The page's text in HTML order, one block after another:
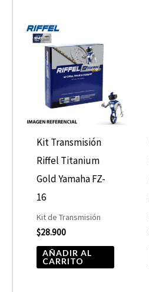
Kit Transmisión
Riffel Titanium
Gold Yamaha FZ-
16
Kit de Transmisión
$28.900
AÑADIR AL
CARRITO